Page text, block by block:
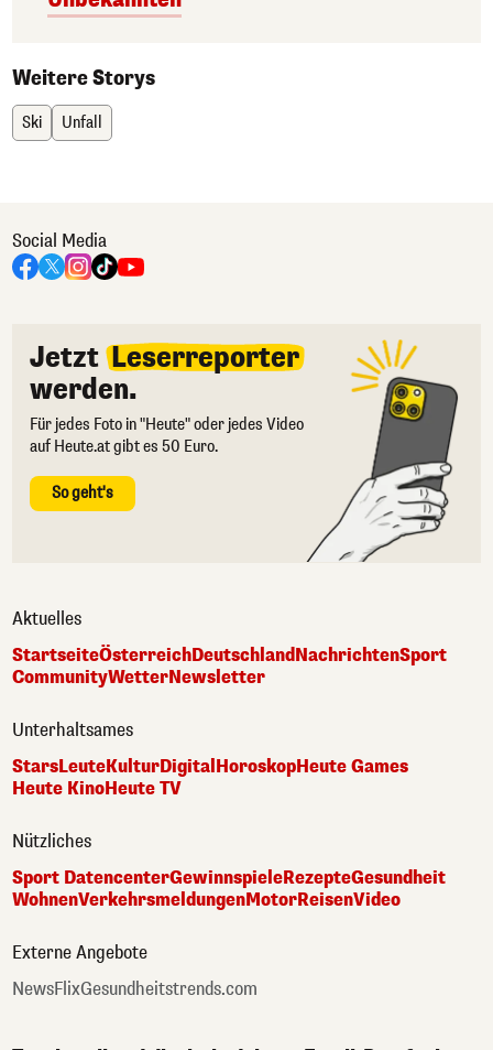
Weitere Storys
Ski Unfall
Social Media
Jetzt Leserreporter
werden.
Für jedes Foto in "Heute" oder jedes Video
auf Heute.at gibt es 50 Euro.
So geht's
Aktuelles
StartseiteÖsterreichDeutschlandNachrichtenSport
CommunityWetterNewsletter
Unterhaltsames
StarsLeuteKulturDigitalHoroskopHeute Games
Heute KinoHeute TV
Nützliches
Sport DatencenterGewinnspieleRezepteGesundheit
WohnenVerkehrsmeldungenMotorReisenVideo
Externe Angebote
NewsFlixGesundheitstrends.com